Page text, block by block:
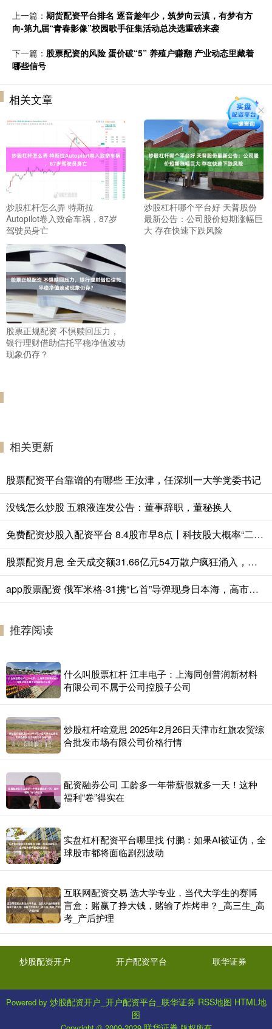
上一篇： 期货配资平台排名 逐音趁年少，筑梦向云滇，有梦有方
向-第九届“青春影像”校园歌手征集活动总决选重磅来袭
下一篇： 股票配资的风险 蛋价破“5” 养殖户赚翻 产业动态里藏着
哪些信号
相关文章
炒股杠杆怎么弄 特斯拉
Autopilot卷入致命车祸，87岁
驾驶员身亡
炒股杠杆哪个平台好 天普股份
最新公告：公司股价短期涨幅巨
大 存在快速下跌风险
股票正规配资 不惧赎回压力，
银行理财借助信托平稳净值波动
现象仍存？
相关更新
股票配资平台靠谱的有哪些 王汝津，任深圳一大学党委书记
没钱怎么炒股 五粮液连发公告：董事辞职，董秘换人
免费配资炒股入配资平台 8.4股市早8点丨科技股大概率“二次起跳！
股票配资月息 全天成交额31.66亿元54万散户疯狂涌入，中国西电的“特高压盛宴”才刚刚开始？
app股票配资 俄军米格-31携“匕首”导弹现身日本海，高市早苗彻底慌了，日本真防不住？
推荐阅读
什么叫股票杠杆 江丰电子：上海同创普润新材料
有限公司不属于公司控股子公司
炒股杠杆啥意思 2025年2月26日天津市红旗农贸综
合批发市场有限公司价格行情
配资融券公司 工龄多一年带薪假就多一天！这种
福利“卷”得实在
实盘杠杆配资平台哪里找 付鹏：如果AI被证伪，全
球股市都将面临剧烈波动
互联网配资交易 选大学专业，当代大学生的赛博
盲盒：赌赢了挣大钱，赌输了炸烤串？_高三生_高
考_产后护理
炒股配资开户 开户配资平台 联华证券
Powered by 炒股配资开户_开户配资平台_联华证券 RSS地图 HTML地
图